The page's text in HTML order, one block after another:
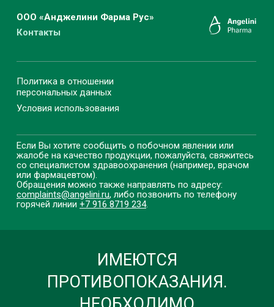
ООО «Анджелини Фарма Рус»
Контакты
Политика в отношении
персональных данных
Условия использования
Если Вы хотите сообщить о побочном явлении или
жалобе на качество продукции, пожалуйста, свяжитесь
со специалистом здравоохранения (например, врачом
или фармацевтом).
Обращения можно также направлять по адресу:
complaints@angelini.ru, либо позвонить по телефону
горячей линии +7 916 8719 234.
ИМЕЮТСЯ
ПРОТИВОПОКАЗАНИЯ.